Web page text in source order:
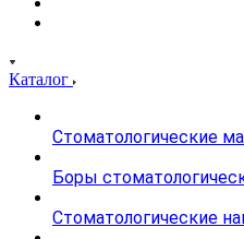
Каталог
Стоматологические
Боры
Стоматологические